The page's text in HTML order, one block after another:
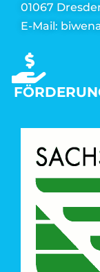
01067
E-Mail: